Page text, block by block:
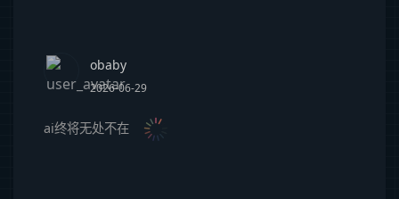
obaby
2026-06-29
ai终将无处不在